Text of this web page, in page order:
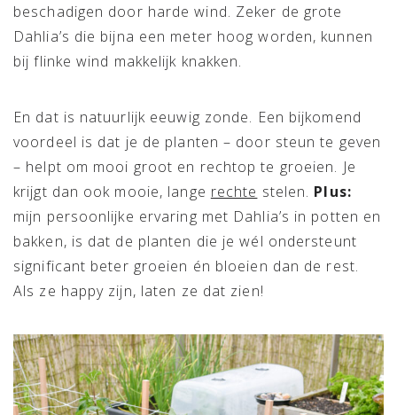
beschadigen door harde wind. Zeker de grote
Dahlia’s die bijna een meter hoog worden, kunnen
bij flinke wind makkelijk knakken.
En dat is natuurlijk eeuwig zonde. Een bijkomend
voordeel is dat je de planten – door steun te geven
– helpt om mooi groot en rechtop te groeien. Je
krijgt dan ook mooie, lange rechte stelen. Plus:
mijn persoonlijke ervaring met Dahlia’s in potten en
bakken, is dat de planten die je wél ondersteunt
significant beter groeien én bloeien dan de rest.
Als ze happy zijn, laten ze dat zien!